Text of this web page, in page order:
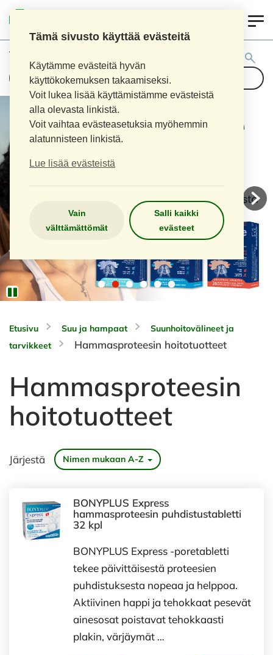
Tämä sivusto käyttää evästeitä
Käytämme evästeitä hyvän
käyttökokemuksen takaamiseksi.
Voit lukea lisää käyttämistämme evästeistä
alla olevasta linkistä.
Voit vaihtaa evästeasetuksia myöhemmin
alatunnisteen linkistä.
Lue lisää evästeistä
Vain
välttämättömät
Salli kaikki
evästeet
Tuotehaku:
Etusivu Suu ja hampaat
Suunhoitovälineet ja
tarvikkeet
Hammasproteesin hoitotuotteet
Hammasproteesin
hoitotuotteet
Järjestä Nimen mukaan A-Z
BONYPLUS Express
hammasproteesin puhdistustabletti
32 kpl
BONYPLUS Express -poretabletti
tekee päivittäisestä proteesien
puhdistuksesta nopeaa ja helppoa.
Aktiivinen happi ja tehokkaat pesevät
ainesosat poistavat tehokkaasti
plakin, värjäymät …